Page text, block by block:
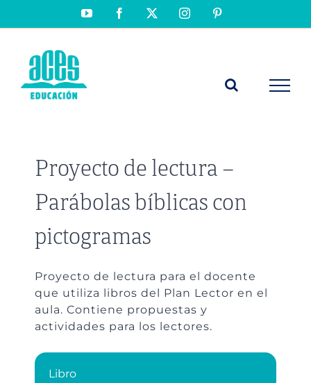
YouTubeFacebook Instagram
Proyecto de lectura –
Parábolas bíblicas con
pictogramas
Proyecto de lectura para el docente
que utiliza libros del Plan Lector en el
aula. Contiene propuestas y
actividades para los lectores.
Libro